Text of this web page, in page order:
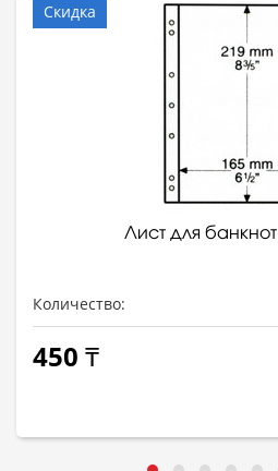
Скидка
Лист для
Количество:
450 ₸